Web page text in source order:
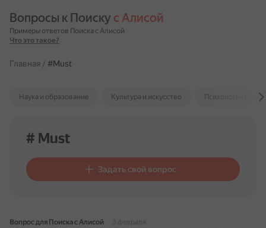
Вопросы к Поиску с Алисой
Примеры ответов Поиска с Алисой
Что это такое?
Главная / #Must
Наука и образование Культура и искусство Психология и
# Must
Задать свой вопрос
Вопрос для Поиска с Алисой
3 февраля